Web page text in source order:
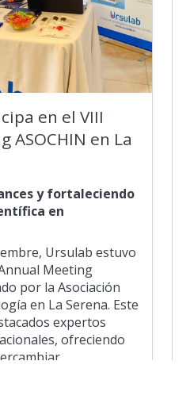
en el VIII
ASOCHIN en La
y fortaleciendo
en
Ursulab estuvo
Meeting
por la Asociación
en La Serena. Este
expertos
ofreciendo